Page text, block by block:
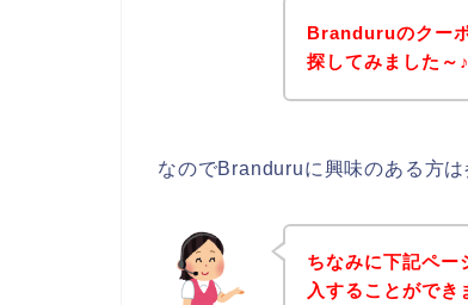
Branduruのクー
探してみました～♪
なのでBranduruに興味のある方
ちなみに下記ペ
入することがで